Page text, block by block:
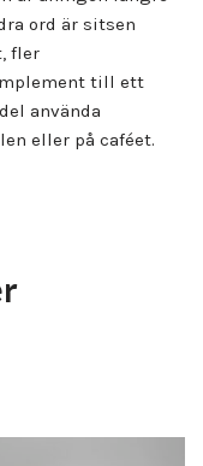
ord är sitsen
fler
till ett
använda
eller på caféet.